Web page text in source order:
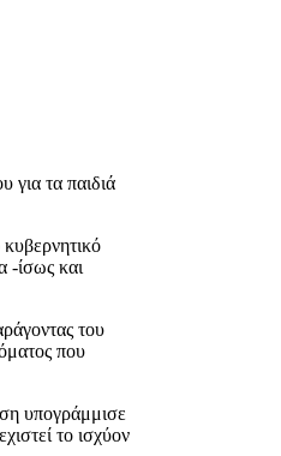
για τα παιδιά
-ίσως και
του
που
υπογράμμισε
το ισχύον